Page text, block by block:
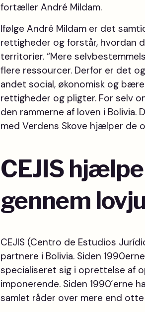
fortæller André Mildam.
Ifølge André Mildam er det
rettigheder og forstår, hvordan
territorier. “Mere
flere ressourcer. Derfor er det
andet social, økonomisk og
rettigheder og pligter. For selv
den rammerne af loven i Bolivia.
med Verdens Skove hjælper de
CEJIS
gennem
CEJIS (Centro de Estudios
partnere i Bolivia. Siden
specialiseret sig i oprettelse af
imponerende. Siden 1990´erne
samlet råder over mere end